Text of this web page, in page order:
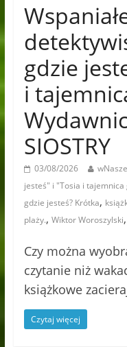
gdzie
i
SIOSTRY
03/08/2026
jesteś" i "Tosia i tajemnica
gdzie jesteś? Krótka,
plaży., Wiktor Woroszylski,
Czy można
czytanie niż
książkowe
Czytaj więcej